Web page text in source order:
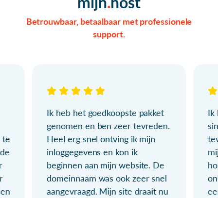
Betrouwbaar, betaalbaar met professionele
support.
te
Ik heb het goedkoopste pakket
genomen en ben zeer tevreden.
Heel erg snel ontving ik mijn
inloggegevens en kon ik
beginnen aan mijn website. De
domeinnaam was ook zeer snel
aangevraagd. Mijn site draait nu
Ik